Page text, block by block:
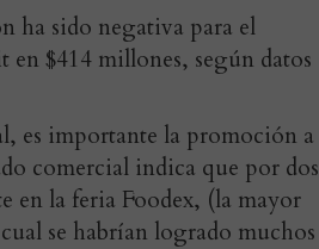
ha sido negativa para el
$414 millones, según datos
es importante la promoción a
comercial indica que por dos
en la feria Foodex, (la mayor
se habrían logrado muchos